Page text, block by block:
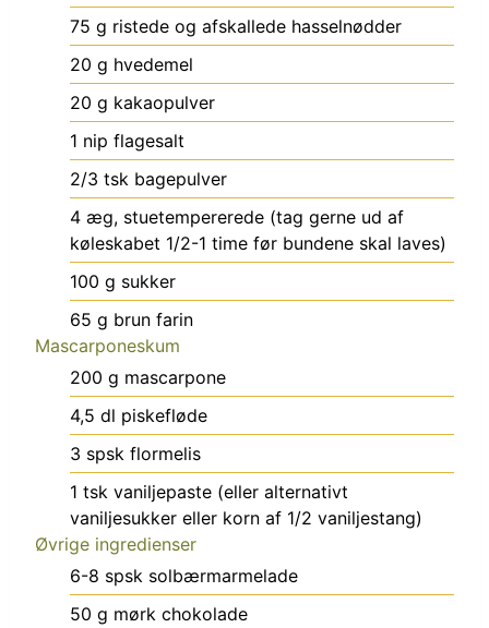
75 g ristede og afskallede hasselnødder
20 g hvedemel
20 g kakaopulver
1 nip flagesalt
2/3 tsk bagepulver
4 æg, stuetempererede (tag gerne ud af
køleskabet 1/2-1 time før bundene skal laves)
100 g sukker
65 g brun farin
Mascarponeskum
200 g mascarpone
4,5 dl piskefløde
3 spsk flormelis
1 tsk vaniljepaste (eller alternativt
vaniljesukker eller korn af 1/2 vaniljestang)
Øvrige ingredienser
6-8 spsk solbærmarmelade
50 g mørk chokolade